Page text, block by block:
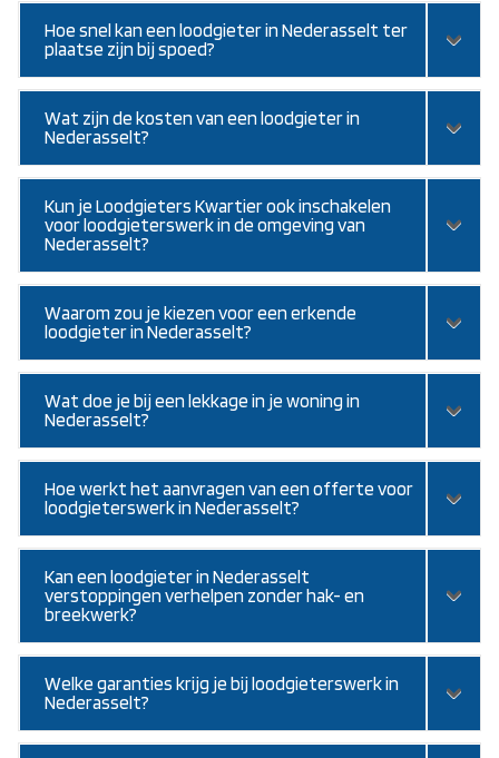
Hoe snel kan een loodgieter in Nederasselt ter
plaatse zijn bij spoed?
Wat zijn de kosten van een loodgieter in
Nederasselt?
Kun je Loodgieters Kwartier ook inschakelen
voor loodgieterswerk in de omgeving van
Nederasselt?
Waarom zou je kiezen voor een erkende
loodgieter in Nederasselt?
Wat doe je bij een lekkage in je woning in
Nederasselt?
Hoe werkt het aanvragen van een offerte voor
loodgieterswerk in Nederasselt?
Kan een loodgieter in Nederasselt
verstoppingen verhelpen zonder hak- en
breekwerk?
Welke garanties krijg je bij loodgieterswerk in
Nederasselt?